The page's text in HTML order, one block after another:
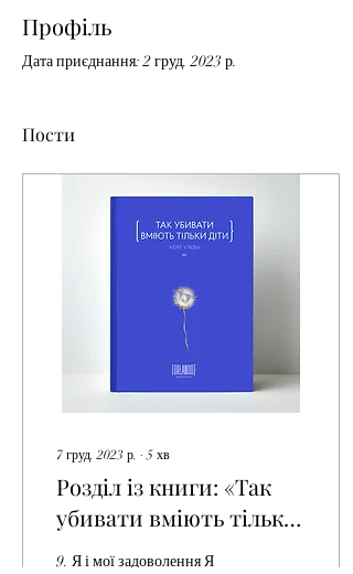
Профіль
Дата приєднання: 2 груд. 2023 р.
Пости
7 груд. 2023 р. ∙5 хв
Розділ із книги: «Так
убивати вміють тільки
діти»
9. Я і мої задоволення Я